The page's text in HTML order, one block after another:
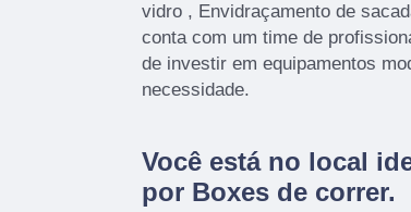
vidro , Envidraçamento de
conta com um time de
de investir em equipamentos
necessidade.
Você está no local
por Boxes de correr.